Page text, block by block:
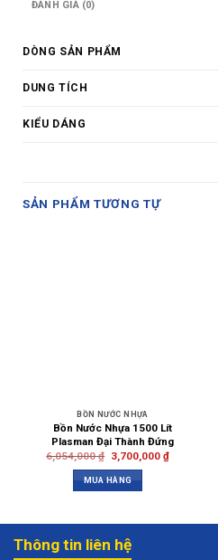
ĐÁNH GIÁ (0)
DÒNG SẢN PHẨM
DUNG TÍCH
KIỂU DÁNG
SẢN PHẨM TƯƠNG TỰ
BỒN NƯỚC NHỰA
Bồn Nước Nhựa 1500 Lít
Plasman Đại Thành Đứng
6,054,000₫ 3,700,000 ₫
MUA HÀNG
Thông tin liên hệ